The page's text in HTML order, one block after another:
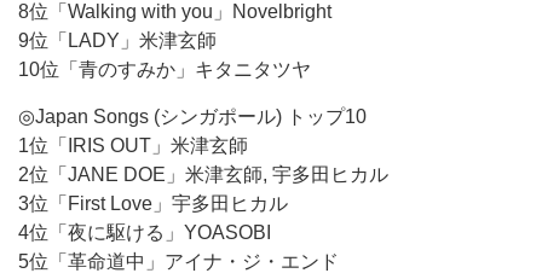
8位「Walking with you」Novelbright
9位「LADY」米津玄師
10位「青のすみか」キタニタツヤ
◎Japan Songs (シンガポール) トップ10
1位「IRIS OUT」米津玄師
2位「JANE DOE」米津玄師, 宇多田ヒカル
3位「First Love」宇多田ヒカル
4位「夜に駆ける」YOASOBI
5位「革命道中」アイナ・ジ・エンド